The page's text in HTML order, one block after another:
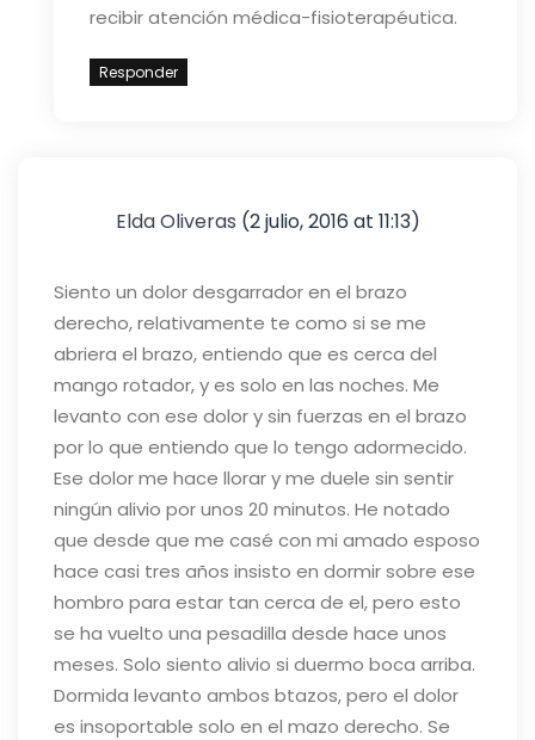
recibir atención médica-fisioterapéutica.
Responder
Elda Oliveras (2 julio, 2016 at 11:13)
Siento un dolor desgarrador en el brazo
derecho, relativamente te como si se me
abriera el brazo, entiendo que es cerca del
mango rotador, y es solo en las noches. Me
levanto con ese dolor y sin fuerzas en el brazo
por lo que entiendo que lo tengo adormecido.
Ese dolor me hace llorar y me duele sin sentir
ningún alivio por unos 20 minutos. He notado
que desde que me casé con mi amado esposo
hace casi tres años insisto en dormir sobre ese
hombro para estar tan cerca de el, pero esto
se ha vuelto una pesadilla desde hace unos
meses. Solo siento alivio si duermo boca arriba.
Dormida levanto ambos btazos, pero el dolor
es insoportable solo en el mazo derecho. Se